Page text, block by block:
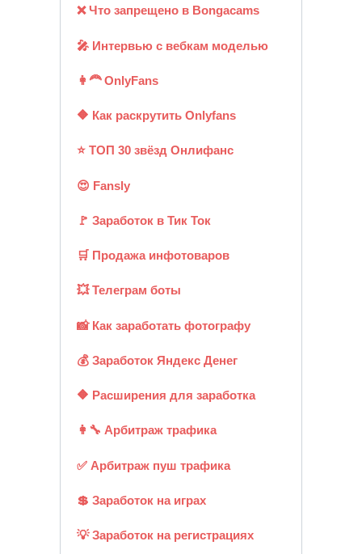
❌ Что запрещено в Bongacams
🎤 Интервью с вебкам моделью
👩‍🦰 OnlyFans
🔶 Как раскрутить Onlyfans
⭐ ТОП 30 звёзд Онлифанс
😍 Fansly
🚩 Заработок в Тик Ток
🛒 Продажа инфотоваров
💥 Телеграм боты
📸 Как заработать фотографу
💰 Заработок Яндекс Денег
🔶 Расширения для заработка
👩‍🔧 Арбитраж трафика
✅ Арбитраж пуш трафика
💲 Заработок на играх
💡 Заработок на регистрациях